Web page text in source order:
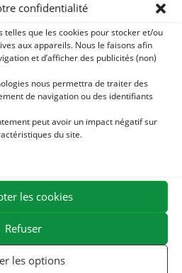
confidentialité
telles que les cookies pour stocker et/ou
aux appareils. Nous le faisons afin
et d’afficher des publicités (non)
nous permettra de traiter des
de navigation ou des identifiants
peut avoir un impact négatif sur
du site.
les cookies
Refuser
les options
+ - PROBIOTIQUE CHEVAL - FLORE
DIGESTION
- OMEGA 3 CHEVAL - DHA ET EPA
ET CONFORT ARTICULAIRE
LIVRAISON OFFERTE EN FRANCE DÈS 75 €
BESOIN D'AIDE ?